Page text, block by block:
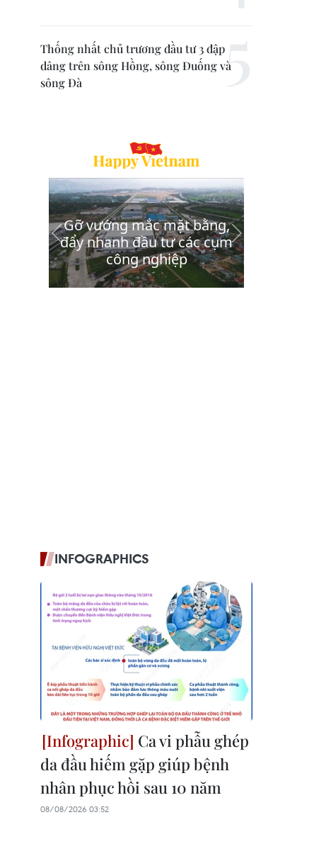
Thống nhất chủ trương đầu tư 3 đập
dâng trên sông Hồng, sông Đuống và
sông Đà
INFOGRAPHICS
Ca vi phẫu ghép
da đầu hiếm gặp giúp bệnh
nhân phục hồi sau 10 năm
08/08/2026 03:52